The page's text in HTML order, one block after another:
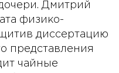
Дмитрий
физико-
диссертацию
представления
чайные